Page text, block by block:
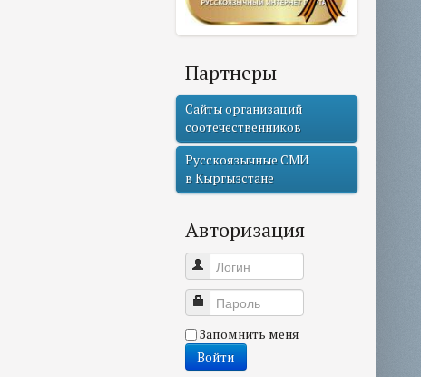
Партнеры
Сайты организаций
соотечественников
Русскоязычные СМИ
в Кыргызстане
Авторизация
Логин
Пароль
Запомнить меня
Войти